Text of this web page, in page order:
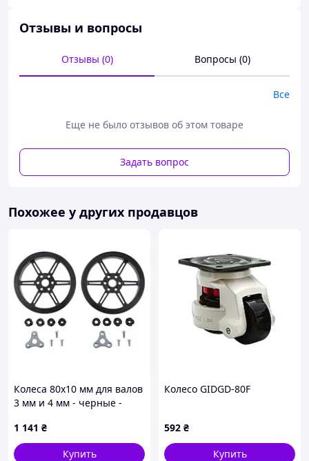
Отзывы и вопросы
Отзывы (0) Вопросы (0)
Все
Еще не было отзывов об этом товаре
Задать вопрос
Похожее у других продавцов
Колеса 80x10 мм для валов
3 мм и 4 мм - черные -
1 141 ₴
Купить
Колесо GIDGD-80F
592 ₴
Купить